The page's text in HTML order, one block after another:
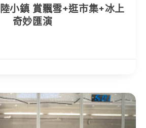
小鎮 賞飄雪+逛市集+冰上
奇妙匯演